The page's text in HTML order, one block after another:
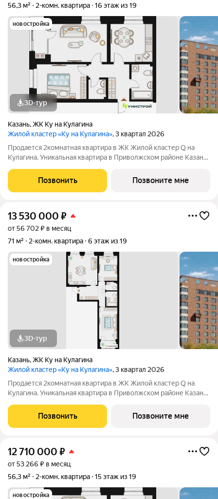
56,3 м²
2-комн. квартира 16 этаж из 19
новостройка
3D-тур
Казань,ЖК Ку на Кулагина
Жилой кластер «Ку на Кулагина», 3 квартал 2026
Продается 2комнатная квартира в ЖК Жилой кластер Q на
Кулагина. Уникальная квартира в Приволжском районе Казани,
Собственный детский сад, школа, дворы-парки с сенсорными
игровыми и
Позвонить Позвоните мне
13 530 000 ₽
от 56 702 ₽ в месяц
71 м²
2-комн. квартира 6 этаж из 19
новостройка
3D-тур
Казань,ЖК Ку на Кулагина
Жилой кластер «Ку на Кулагина», 3 квартал 2026
Продается 2комнатная квартира в ЖК Жилой кластер Q на
Кулагина. Уникальная квартира в Приволжском районе Казани,
Собственный детский сад, школа, дворы-парки с сенсорными
игровыми и
Позвонить Позвоните мне
12 710 000 ₽
от 53 266 ₽ в месяц
56,3 м²
2-комн. квартира 15 этаж из 19
новостройка